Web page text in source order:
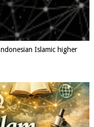
Islamic higher